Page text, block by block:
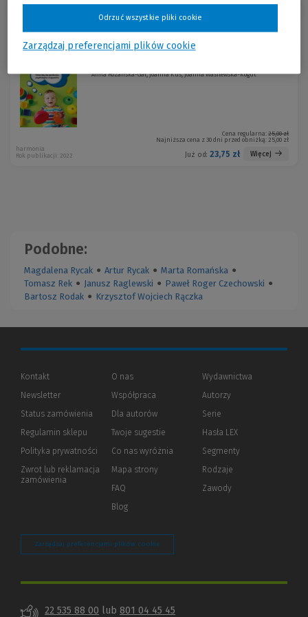
Anna Różańska-Gał, Joanna Kuś, Joanna Wasilewska-Kogut
Cena regularna: 25,00 zł
Najniższa cena z 30 dni przed obniżką: 25,00 zł
Już od: 23,75 zł Więcej
harmonia
Rok publikacji: 2022
Podobne:
Magdalena Rycak ● Artur Rycak ● Marta Romańska ●
Tomasz Rek ● Janusz Raglewski ● Paweł Roger Czechowski ●
Bartosz Rodak ● Krzysztof Wojciech Rączka
Kontakt
Newsletter
Status zamówienia
Regulamin sklepu
Polityka prywatności (Nowe
(Link
innej
Zwrot lub reklamacja
zamówienia
O nas
Współpraca
Dla autorów(Nowe
(Link
innej
strony)
Twoje sugestie
Co nas wyróżnia
Mapa strony
FAQ
Blog
Wydawnictwa
Autorzy
Serie
Hasła LEX
Segmenty
Rodzaje
Zawody
Zarządzaj preferencjami plików cookie
22 535 88 00 lub 801 04 45 45
Zarządzaj preferencjami plików cookie
Odrzuć wszystkie pliki cookie